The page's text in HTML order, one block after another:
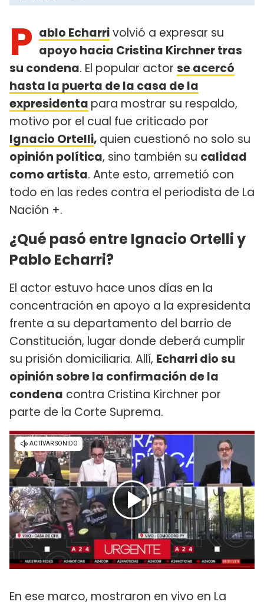
P ablo Echarrivolvió a expresar su
apoyo hacia Cristina Kirchner tras
su condena. El popular actor se acercó
hasta la puerta de la casa de la
expresidenta para mostrar su respaldo,
motivo por el cual fue criticado por
Ignacio Ortelli, quien cuestionó no solo su
opinión política, sino también su calidad
como artista. Ante esto, arremetió con
todo en las redes contra el periodista de La
Nación +.
¿Qué pasó entre Ignacio Ortelli y
Pablo Echarri?
El actor estuvo hace unos días en la
concentración en apoyo a la expresidenta
frente a su departamento del barrio de
Constitución, lugar donde deberá cumplir
su prisión domiciliaria. Allí, Echarri dio su
opinión sobre la confirmación de la
condena contra Cristina Kirchner por
parte de la Corte Suprema.
En ese marco, mostraron en vivo en La